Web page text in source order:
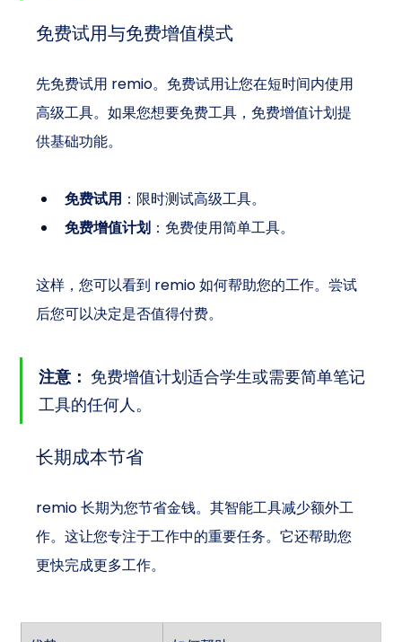
免费试用与免费增值模式
先免费试用 remio。免费试用让您在短时间内使用
高级工具。如果您想要免费工具，免费增值计划提
供基础功能。
免费试用 ：限时测试高级工具。
免费增值计划 ：免费使用简单工具。
这样，您可以看到 remio 如何帮助您的工作。尝试
后您可以决定是否值得付费。
注意： 免费增值计划适合学生或需要简单笔记
工具的任何人。
长期成本节省
remio 长期为您节省金钱。其智能工具减少额外工
作。这让您专注于工作中的重要任务。它还帮助您
更快完成更多工作。